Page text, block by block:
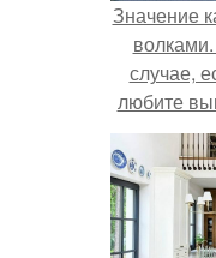
Значение
случае,
любите
то
том, что
или иная
вами